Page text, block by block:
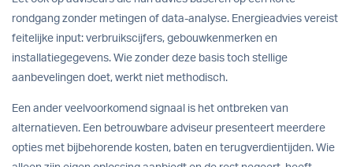
rondgang zonder metingen of data-analyse. Energieadvies vereist
feitelijke input: verbruikscijfers, gebouwkenmerken en
installatiegegevens. Wie zonder deze basis toch stellige
aanbevelingen doet, werkt niet methodisch.
Een ander veelvoorkomend signaal is het ontbreken van
alternatieven. Een betrouwbare adviseur presenteert meerdere
opties met bijbehorende kosten, baten en terugverdientijden. Wie